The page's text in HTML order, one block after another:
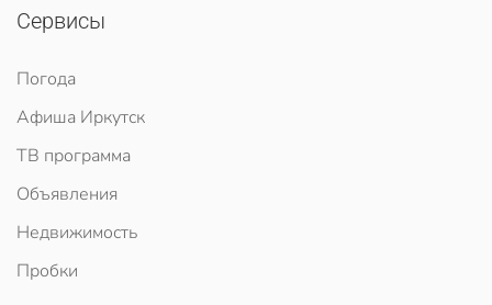
Сервисы
Погода
Афиша Иркутск
ТВ программа
Объявления
Недвижимость
Пробки